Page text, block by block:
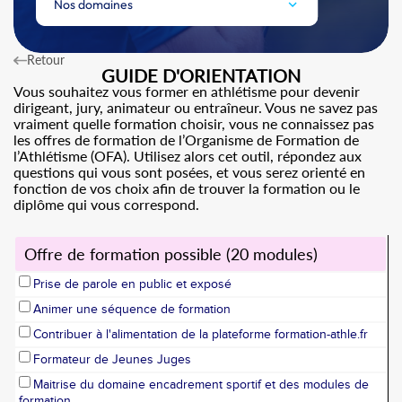
Nos domaines
Retour
GUIDE D'ORIENTATION
Vous souhaitez vous former en athlétisme pour devenir
dirigeant, jury, animateur ou entraîneur. Vous ne savez pas
vraiment quelle formation choisir, vous ne connaissez pas
les offres de formation de l’Organisme de Formation de
l’Athlétisme (OFA). Utilisez alors cet outil, répondez aux
questions qui vous sont posées, et vous serez orienté en
fonction de vos choix afin de trouver la formation ou le
diplôme qui vous correspond.
Offre de formation possible (20 modules)
Prise de parole en public et exposé
Animer une séquence de formation
Contribuer à l'alimentation de la plateforme formation-athle.fr
Formateur de Jeunes Juges
Maitrise du domaine encadrement sportif et des modules de